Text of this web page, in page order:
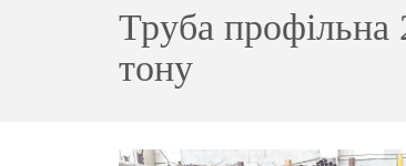
Труба профільна
тону